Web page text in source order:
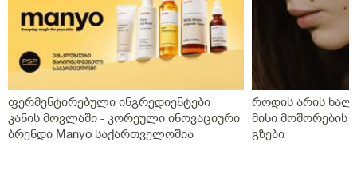
გვნახულობდა ის ძველი ექიმი,ინდომეტაზონის
სანთელი ოცი დღე ძილის წინ,უტროჟესტანი
საღამოს,კურანტილი სისხლის გამათხელებელი,ახლა
აქვს თავის ტკივილები,სხვა ჩვენება არააქვს და ასე
გვგონია დ ვიტამია გამოიწვიაო მარა ვირუსიც
ქონდა,ვაგოსტაბილი თავის ტკივილისთვის,თქვენ რას
გვირჩევთ?როგორც გვითხარით ონლაინ ისე მიდის
ყველაფერი და ხალხს შეხება აქვთ პირდაპირ
ფერმენტირებული ინგრედიენტები
კანის მოვლაში - კორეული ინოვაციური
ბრენდი Manyo საქართველოშია
როდის არის
მისი მოშორების
გზები